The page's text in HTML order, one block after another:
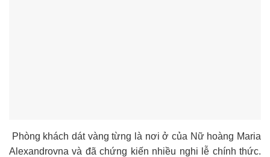
Phòng khách dát vàng từng là nơi ở của Nữ hoàng Maria
Alexandrovna và đã chứng kiến nhiều nghi lễ chính thức.